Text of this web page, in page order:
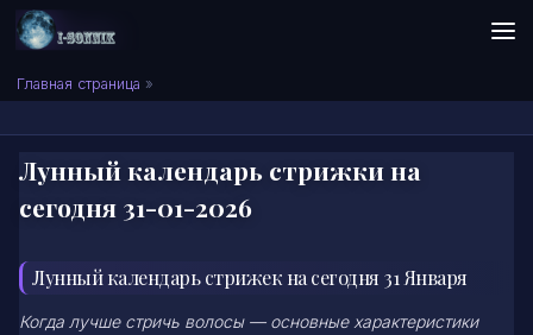
Skip to content
Сонник I-SONNIK.COM
Главная страница »
Лунный календарь стрижки на
сегодня 31-01-2026
Лунный календарь стрижек на сегодня 31 Января
Когда лучше стричь волосы — основные характеристики